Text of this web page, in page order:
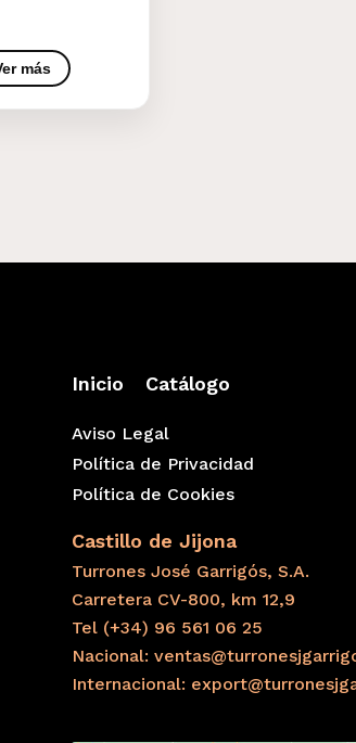
más
Inicio Catálogo
Aviso Legal
Política de Privacidad
Política de Cookies
Castillo de Jijona
Turrones José Garrigós, S.A.
Carretera CV-800, km 12,9
Tel (+34) 96 561 06 25
Nacional:
Internacional: